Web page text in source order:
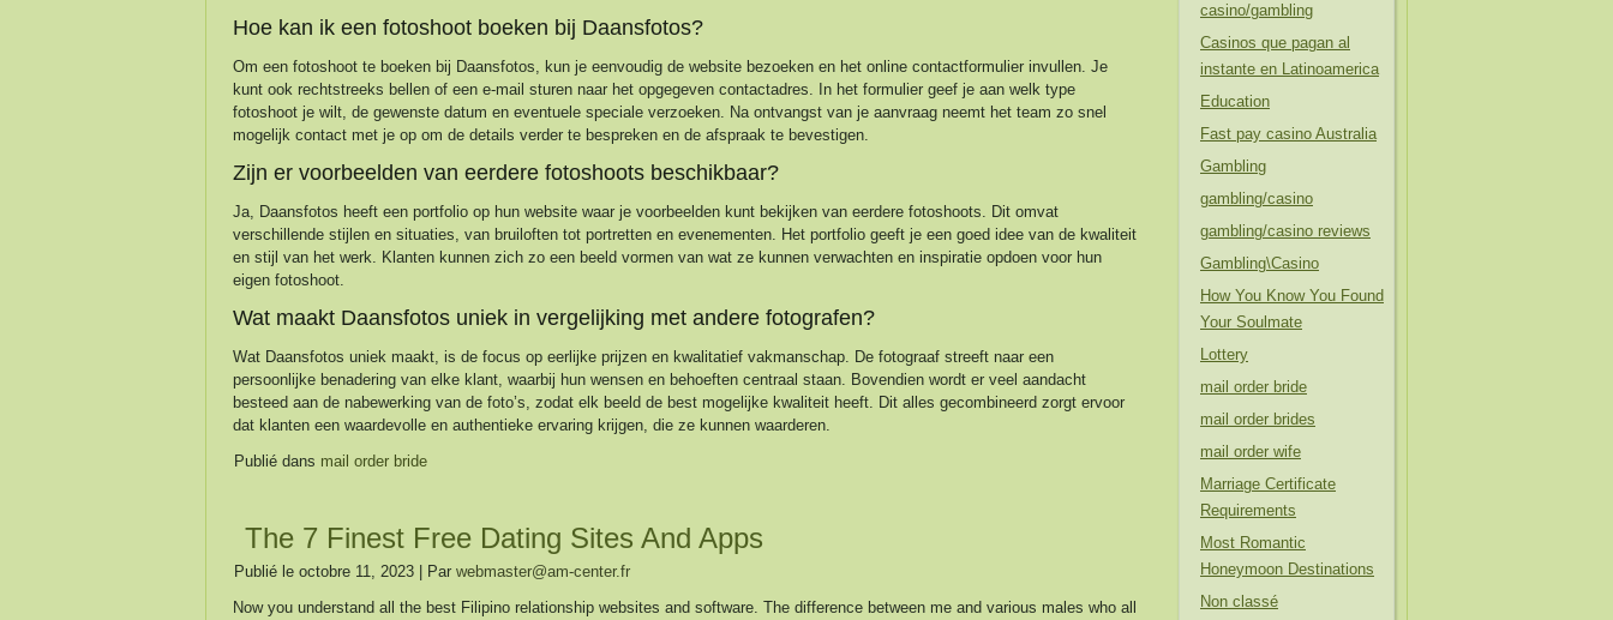
Hoe kan ik een fotoshoot boeken bij Daansfotos?
Om een fotoshoot te boeken bij Daansfotos, kun je eenvoudig de website bezoeken en het online contactformulier invullen. Je
kunt ook rechtstreeks bellen of een e-mail sturen naar het opgegeven contactadres. In het formulier geef je aan welk type
fotoshoot je wilt, de gewenste datum en eventuele speciale verzoeken. Na ontvangst van je aanvraag neemt het team zo snel
mogelijk contact met je op om de details verder te bespreken en de afspraak te bevestigen.
Zijn er voorbeelden van eerdere fotoshoots beschikbaar?
Ja, Daansfotos heeft een portfolio op hun website waar je voorbeelden kunt bekijken van eerdere fotoshoots. Dit omvat
verschillende stijlen en situaties, van bruiloften tot portretten en evenementen. Het portfolio geeft je een goed idee van de kwaliteit
en stijl van het werk. Klanten kunnen zich zo een beeld vormen van wat ze kunnen verwachten en inspiratie opdoen voor hun
eigen fotoshoot.
Wat maakt Daansfotos uniek in vergelijking met andere fotografen?
Wat Daansfotos uniek maakt, is de focus op eerlijke prijzen en kwalitatief vakmanschap. De fotograaf streeft naar een
persoonlijke benadering van elke klant, waarbij hun wensen en behoeften centraal staan. Bovendien wordt er veel aandacht
besteed aan de nabewerking van de foto’s, zodat elk beeld de best mogelijke kwaliteit heeft. Dit alles gecombineerd zorgt ervoor
dat klanten een waardevolle en authentieke ervaring krijgen, die ze kunnen waarderen.
Publié dans mail order bride
The 7 Finest Free Dating Sites And Apps
Publié le octobre 11, 2023 Par webmaster@am-center.fr
Now you understand all the best Filipino relationship websites and software. The difference between me and various males who all
casino/gambling
Casinos que pagan al
instante en Latinoamerica
Education
Fast pay casino Australia
Gambling
gambling/casino
gambling/casino reviews
Gambling\Casino
How You Know You Found
Your Soulmate
Lottery
mail order bride
mail order brides
mail order wife
Marriage Certificate
Requirements
Most Romantic
Honeymoon Destinations
Non classé